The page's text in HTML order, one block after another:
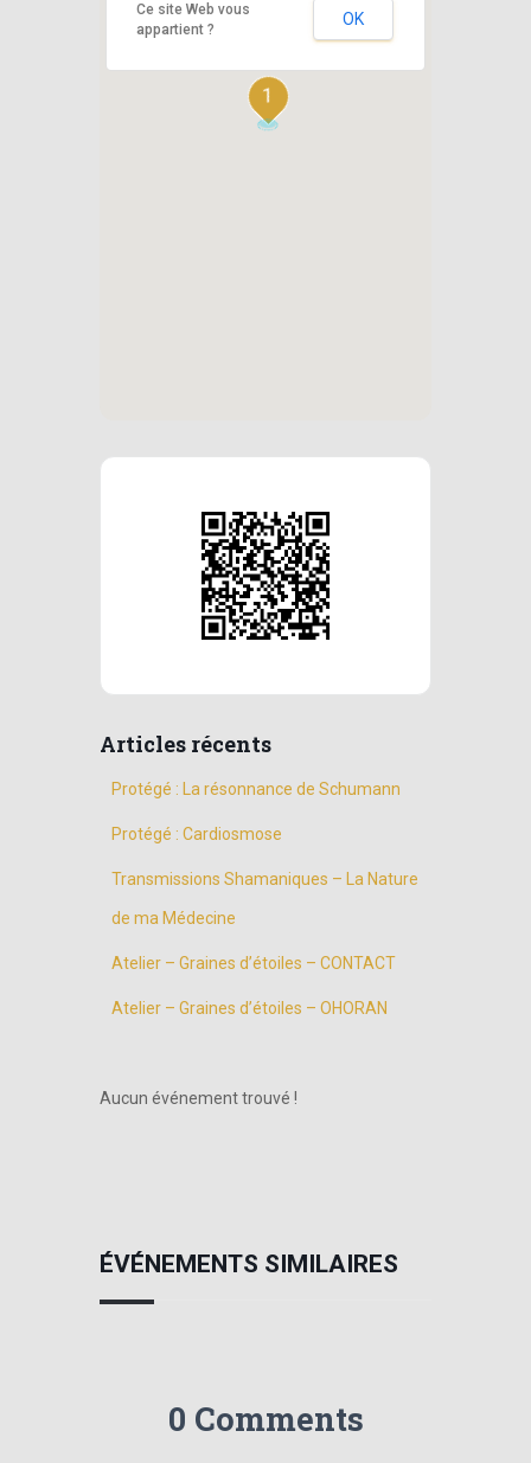
1
Ce site Web vous
appartient ?
OK
Articles récents
Protégé : La résonnance de Schumann
Protégé : Cardiosmose
Transmissions Shamaniques – La Nature
de ma Médecine
Atelier – Graines d’étoiles – CONTACT
Atelier – Graines d’étoiles – OHORAN
Aucun événement trouvé !
ÉVÉNEMENTS SIMILAIRES
0 Comments